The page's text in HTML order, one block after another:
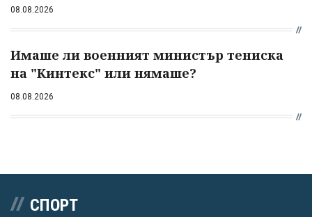
08.08.2026
Имаше ли военният министър тениска
на "Кинтекс" или нямаше?
08.08.2026
СПОРТ